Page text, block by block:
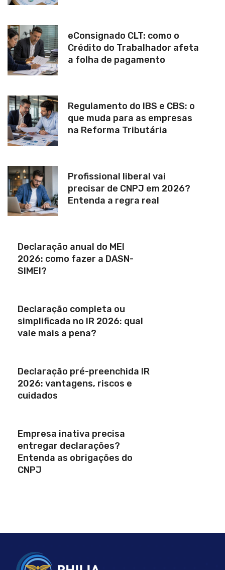
eConsignado CLT: como o
Crédito do Trabalhador afeta
a folha de pagamento
Regulamento do IBS e CBS: o
que muda para as empresas
na Reforma Tributária
Profissional liberal vai
precisar de CNPJ em 2026?
Entenda a regra real
Declaração anual do MEI
2026: como fazer a DASN-
SIMEI?
Declaração completa ou
simplificada no IR 2026: qual
vale mais a pena?
Declaração pré-preenchida IR
2026: vantagens, riscos e
cuidados
Empresa inativa precisa
entregar declarações?
Entenda as obrigações do
CNPJ